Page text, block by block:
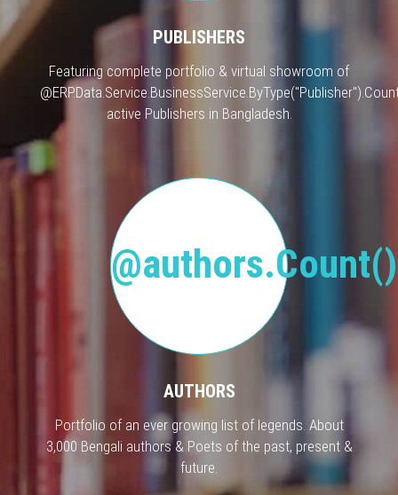
PUBLISHERS
Featuring complete portfolio & virtual showroom of
active Publishers in Bangladesh.
AUTHORS
Portfolio of an ever growing list of legends. About
3,000 Bengali authors & Poets of the past, present &
future.